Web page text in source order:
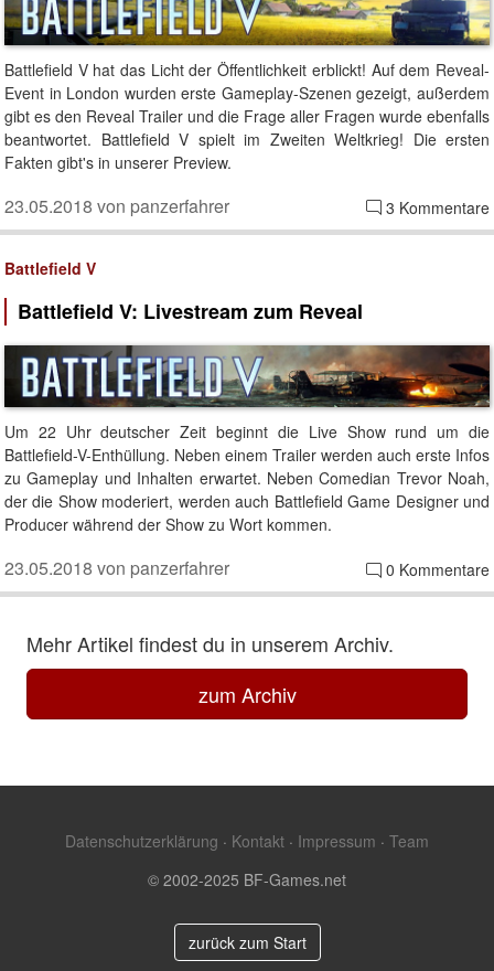
Battlefield V hat das Licht der Öffentlichkeit erblickt! Auf dem Reveal-
Event in London wurden erste Gameplay-Szenen gezeigt, außerdem
gibt es den Reveal Trailer und die Frage aller Fragen wurde ebenfalls
beantwortet. Battlefield V spielt im Zweiten Weltkrieg! Die ersten
Fakten gibt's in unserer Preview.
3 Kommentare
23.05.2018 von panzerfahrer
Battlefield V
Battlefield V: Livestream zum Reveal
Um 22 Uhr deutscher Zeit beginnt die Live Show rund um die
Battlefield-V-Enthüllung. Neben einem Trailer werden auch erste Infos
zu Gameplay und Inhalten erwartet. Neben Comedian Trevor Noah,
der die Show moderiert, werden auch Battlefield Game Designer und
Producer während der Show zu Wort kommen.
0 Kommentare
23.05.2018 von panzerfahrer
Mehr Artikel findest du in unserem Archiv.
zum Archiv
Datenschutzerklärung · Kontakt · Impressum · Team
© 2002-2025 BF-Games.net
zurück zum Start